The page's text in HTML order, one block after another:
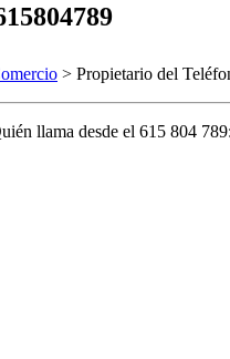
> Propietario del
llama desde el 615 804 789: